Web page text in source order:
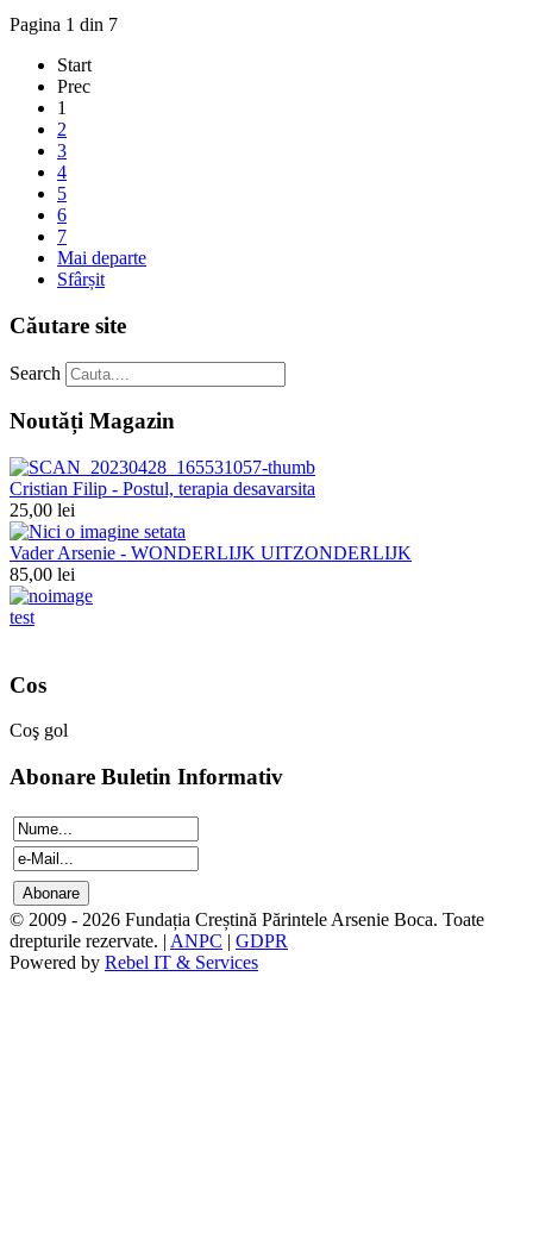
Pagina 1 din 7
Start
Prec
1
2
3
4
5
6
7
Mai departe
Sfârșit
Căutare site
Search
Noutăți Magazin
Cristian Filip - Postul, terapia desavarsita
25,00 lei
Vader Arsenie - WONDERLIJK UITZONDERLIJK
85,00 lei
test
Cos
Coş gol
Abonare Buletin Informativ
© 2009 - 2026 Fundația Creștină Părintele Arsenie Boca. Toate
drepturile rezervate. | ANPC | GDPR
Powered by Rebel IT & Services